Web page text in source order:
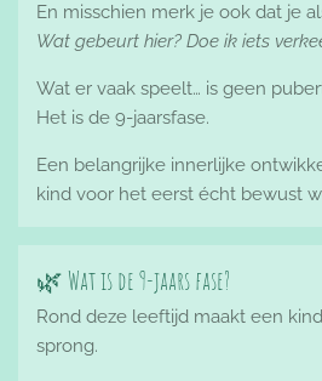
En misschien merk je ook dat je
Wat gebeurt hier? Doe ik iets
Wat er vaak speelt… is geen
Het is de 9-jaarsfase.
Een belangrijke innerlijke
kind voor het eerst écht bewust
🌿 Wat is de 9-jaars fase?
Rond deze leeftijd maakt een
sprong.